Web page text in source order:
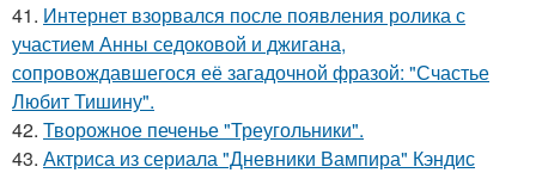
41. Интернет взорвался после появления ролика с
участием Анны седоковой и джигана,
сопровождавшегося её загадочной фразой: "Счастье
Любит Тишину".
42. Творожное печенье "Треугольники".
43. Актриса из сериала "Дневники Вампира" Кэндис